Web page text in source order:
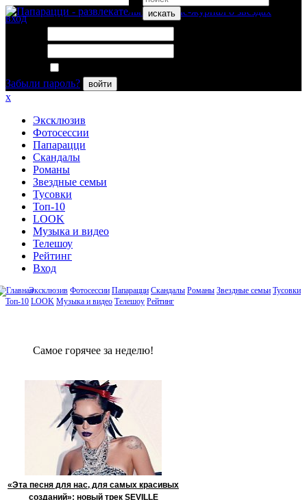
искать
вход
Забыли пароль?
войти
x
Эксклюзив
Фотосессии
Папарацци
Скандалы
Романы
Звездные семьи
Тусовки
Топ-10
LOOK
Музыка и видео
Телешоу
Рейтинг
Вход
Эксклюзив Фотосессии Папарацци Скандалы Романы Звездные семьи Тусовки
Топ-10 LOOK Музыка и видео Телешоу Рейтинг
Сaмое гoрячее за неделю!
«Эта песня для нас, для самых красивых
созданий»: новый трек SEVILLE